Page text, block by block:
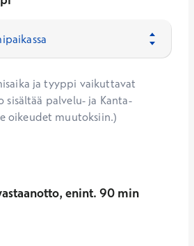
ja tyyppi vaikuttavat
sisältää palvelu- ja Kanta-
oikeudet muutoksiin.)
enint. 90 min